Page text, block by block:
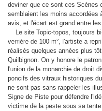
deviner que ce sont ces Scènes
semblaient les moins accordées
avis, et l'écart est grand entre
Le site Topic-topos, toujours
verrière de 100 m², l'artiste a
réalisés quelques annèes plus
Quilbignon. On y honore le
l'union de la monarchie de droit
poncifs des vitraux historiques
ne sont pas sans rappeler les
Signe de Piste pour défendre
victime de la peste sous sa